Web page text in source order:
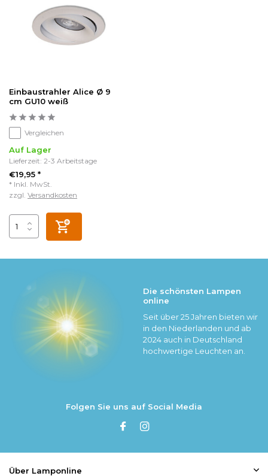
Einbaustrahler Alice Ø 9
cm GU10 weiß
Vergleichen
Auf Lager
Lieferzeit: 2-3 Arbeitstage
€19,95 *
* Inkl. MwSt.
zzgl. Versandkosten
Die schönsten Lampen
online
Seit über 25 Jahren bieten wir
in den Niederlanden und ab
2024 auch in Deutschland
hochwertige Leuchten an.
Folgen Sie uns auf Social Media
Über Lamponline